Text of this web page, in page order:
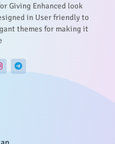
Giving Enhanced look
in User friendly to
themes for making it